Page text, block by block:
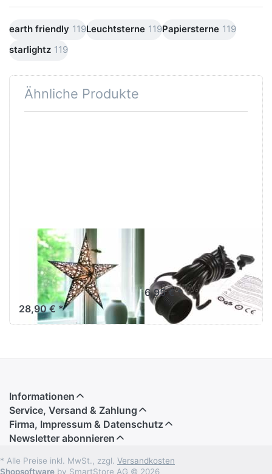
earth friendly 119Leuchtsterne 119Papiersterne 119
starlightz 119
Ähnliche Produkte
EARTH FRIENDLY
starlightz table
stand
Lampenfuß M
28,90 € *
Verstromung
schwarz 4 m
6,95 € *
Informationen
Service, Versand & Zahlung
Firma, Impressum & Datenschutz
Newsletter abonnieren
* Alle Preise inkl. MwSt., zzgl. Versandkosten
Shopsoftware by SmartStore AG © 2026